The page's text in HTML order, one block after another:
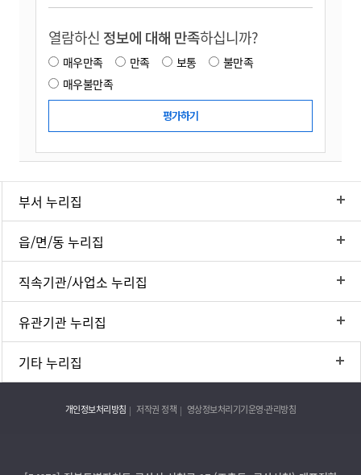
열람하신 정보에 대해 만족하십니까?
매우만족 만족 보통
불만족
매우불만족
부서 누리집
읍/면/동 누리집
직속기관/사업소 누리집
유관기관 누리집
기타 누리집
개인정보처리방침 저작권 정책 영상정보처리기기운영·관리방침